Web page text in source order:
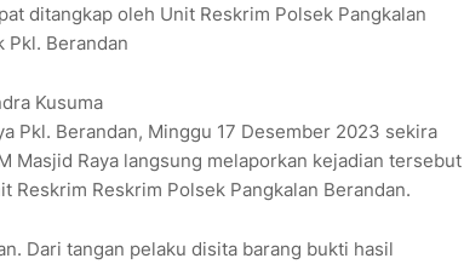
ditangkap oleh Unit Reskrim Polsek Pangkalan
Pkl. Berandan
Kusuma
Pkl. Berandan, Minggu 17 Desember 2023 sekira
Masjid Raya langsung melaporkan kejadian tersebut
Reskrim Reskrim Polsek Pangkalan Berandan.
Dari tangan pelaku disita barang bukti hasil